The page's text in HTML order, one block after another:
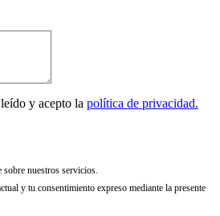
y acepto la política de privacidad.
sobre nuestros servicios.
y tu consentimiento expreso mediante la presente